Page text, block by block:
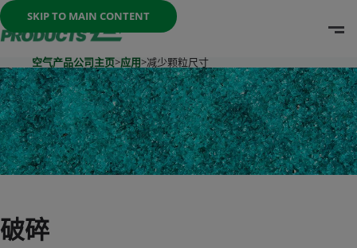
SKIP TO MAIN CONTENT
Once the menu is open you can move between options
空气产品公司主页>应用>减少颗粒尺寸
破碎